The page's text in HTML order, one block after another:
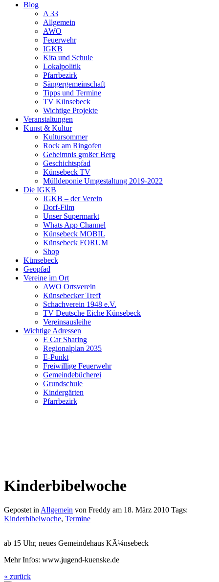
Blog
A 33
Allgemein
AWO
Feuerwehr
IGKB
Kita und Schule
Lokalpolitik
Pfarrbezirk
Sängergemeinschaft
Tipps und Termine
TV Künsebeck
Wichtige Projekte
Veranstaltungen
Kunst & Kultur
Kultursommer
Rock am Ringofen
Geheimnis großer Berg
Geschichtspfad
Künsebeck TV
Mülldeponie Umgestaltung 2019-2022
Die IGKB
IGKB – der Verein
Dorf-Film
Unser Supermarkt
Whats App Channel
Künsebeck MOBIL
Künsebeck FORUM
Shop
Künsebeck
Geopfad
Vereine im Ort
AWO Ortsverein
Künsebecker Treff
Schachverein 1948 e.V.
TV Deutsche Eiche Künsebeck
Vereinsausleihe
Wichtige Adressen
E Car Sharing
Regionalplan 2035
E-Punkt
Freiwillige Feuerwehr
Gemeindebücherei
Grundschule
Kindergärten
Pfarrbezirk
Kinderbibelwoche
Gepostet in Allgemein von Freddy am 18. März 2010 Tags:
Kinderbibelwoche, Termine
ab 15 Uhr, neues Gemeindehaus KÃ¼nsebeck
Mehr Infos: www.jugend-kuenske.de
« zurück